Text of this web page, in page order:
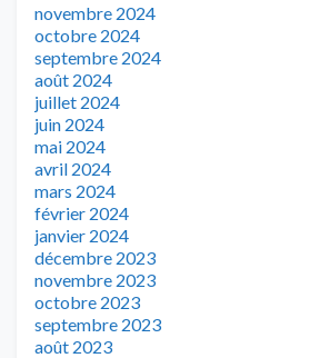
novembre 2024
octobre 2024
septembre 2024
août 2024
juillet 2024
juin 2024
mai 2024
avril 2024
mars 2024
février 2024
janvier 2024
décembre 2023
novembre 2023
octobre 2023
septembre 2023
août 2023